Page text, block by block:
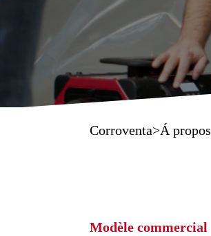
Corroventa>Á
Modèle commercial